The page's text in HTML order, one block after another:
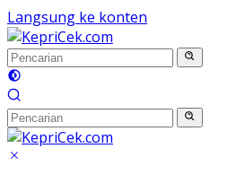
Langsung ke konten